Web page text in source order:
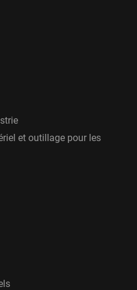
et outillage pour les